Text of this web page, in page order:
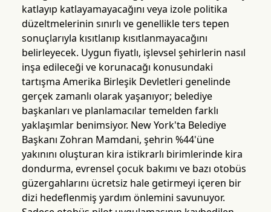
katlayıp katlayamayacağını veya izole politika
düzeltmelerinin sınırlı ve genellikle ters tepen
sonuçlarıyla kısıtlanıp kısıtlanmayacağını
belirleyecek. Uygun fiyatlı, işlevsel şehirlerin nasıl
inşa edileceği ve korunacağı konusundaki
tartışma Amerika Birleşik Devletleri genelinde
gerçek zamanlı olarak yaşanıyor; belediye
başkanları ve planlamacılar temelden farklı
yaklaşımlar benimsiyor. New York'ta Belediye
Başkanı Zohran Mamdani, şehrin %44'üne
yakınını oluşturan kira istikrarlı birimlerinde kira
dondurma, evrensel çocuk bakımı ve bazı otobüs
güzergahlarını ücretsiz hale getirmeyi içeren bir
dizi hedeflenmiş yardım önlemini savunuyor.